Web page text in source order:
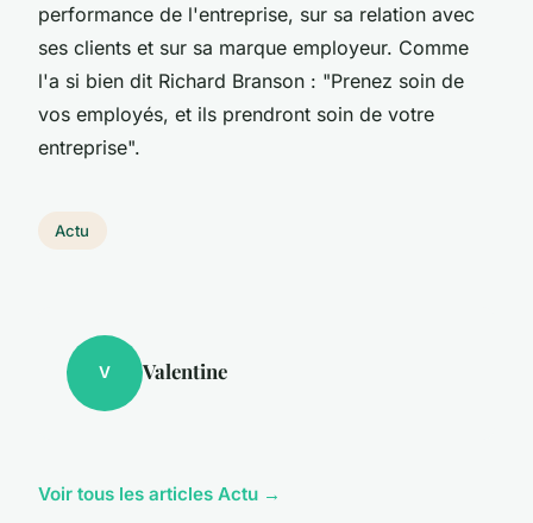
performance de l'entreprise, sur sa relation avec
ses clients et sur sa marque employeur. Comme
l'a si bien dit Richard Branson : "Prenez soin de
vos employés, et ils prendront soin de votre
entreprise".
Actu
V Valentine
Voir tous les articles Actu →